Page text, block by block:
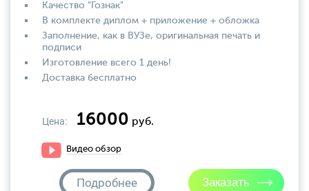
Качество "Гознак"
В комплекте диплом + приложение + обложка
Заполнение, как в ВУЗе, оригинальная печать и
подписи
Изготовление всего 1 день!
Доставка бесплатно
Цена: 16000 руб.
Видео обзор
Подробнее